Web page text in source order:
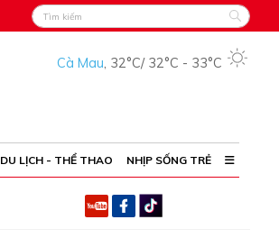
Cà Mau, 32°C/ 32°C - 33°C
DU LỊCH - THỂ THAO NHỊP SỐNG TRẺ